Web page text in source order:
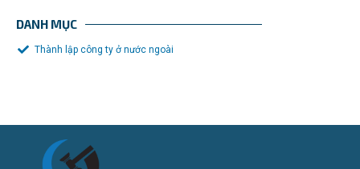
DANH MỤC
Thành lập công ty ở nước ngoài